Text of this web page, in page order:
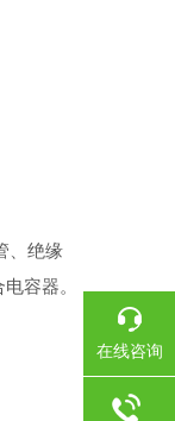
、绝缘
容器。
在线咨询